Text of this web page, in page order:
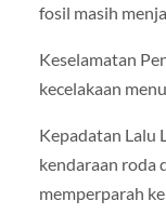
fosil masih
Keselamatan
kecelakaan
Kepadatan Lalu
kendaraan roda
memperparah